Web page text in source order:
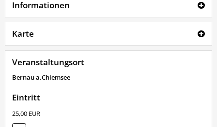
Informationen
Karte
Veranstaltungsort
Bernau a.Chiemsee
Eintritt
25,00 EUR